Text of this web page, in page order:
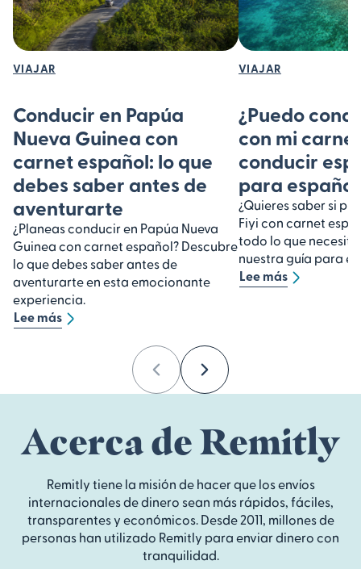
VIAJAR
Conducir en Papúa
Nueva Guinea con
carnet español: lo que
debes saber antes de
aventurarte
¿Planeas conducir en Papúa Nueva
Guinea con carnet español? Descubre
lo que debes saber antes de
aventurarte en esta emocionante
experiencia.
Lee más
VIAJAR
¿Puedo
con mi
conducir
para
¿Quieres saber si
Fiyi con carnet
todo lo que
nuestra guía para
Lee más
PreviousNext
Acerca de Remitly
Remitly tiene la misión de hacer que los envíos
internacionales de dinero sean más rápidos, fáciles,
transparentes y económicos. Desde 2011, millones de
personas han utilizado Remitly para enviar dinero con
tranquilidad.